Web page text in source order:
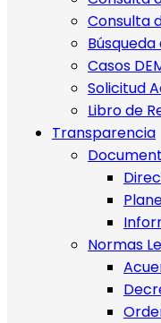
Consulta
Casos
Solicitud
Libro de
Transparencia
Normas